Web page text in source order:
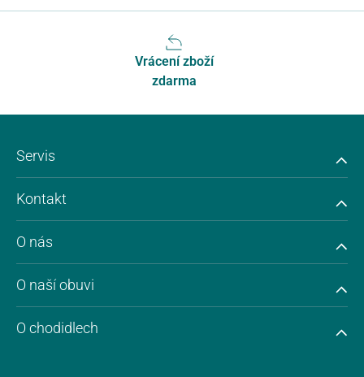
Vrácení zboží
zdarma
Servis
Kontakt
O nás
O naší obuvi
O chodidlech